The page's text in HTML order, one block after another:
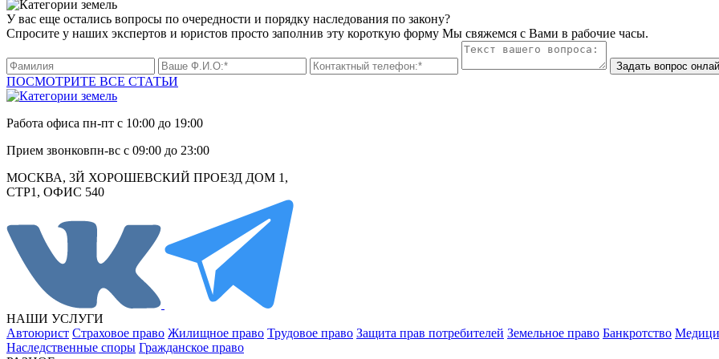
У вас еще остались вопросы по очередности и порядку наследования по закону?
Спросите у наших экспертов и юристов просто заполнив эту короткую форму Мы свяжемся с Вами в рабочие часы.
Задать вопрос
ПОСМОТРИТЕ ВСЕ СТАТЬИ
Работа офиса пн-пт с 10:00 до 19:00
Прием звонковпн-вс с 09:00 до 23:00
МОСКВА, 3Й ХОРОШЕВСКИЙ ПРОЕЗД ДОМ 1,
СТР1, ОФИС 540
НАШИ УСЛУГИ
Автоюрист Страховое право Жилищное право Трудовое право Защита прав потребителей Земельное право Банкротство
Наследственные споры Гражданское право